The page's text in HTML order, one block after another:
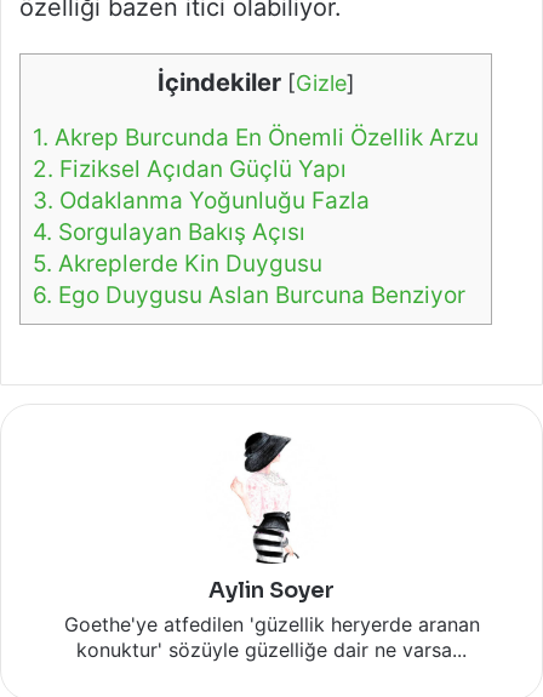
özelliği bazen itici olabiliyor.
İçindekiler [Gizle]
1. Akrep Burcunda En Önemli Özellik Arzu
2. Fiziksel Açıdan Güçlü Yapı
3. Odaklanma Yoğunluğu Fazla
4. Sorgulayan Bakış Açısı
5. Akreplerde Kin Duygusu
6. Ego Duygusu Aslan Burcuna Benziyor
Aylin Soyer
Goethe'ye atfedilen 'güzellik heryerde aranan
konuktur' sözüyle güzelliğe dair ne varsa...